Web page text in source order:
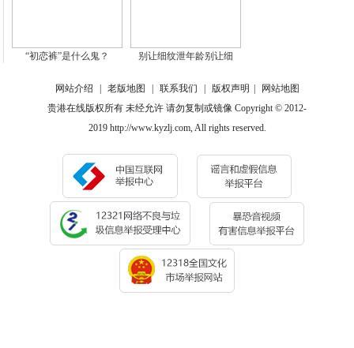
“初恋裤”是什么鬼？ 别让细纹泄年龄别让细
网站介绍 老版地图 联系我们 版权声明
网站地图
贵港在线版权所有 未经允许 请勿复制或镜像 Copyright © 2012-
2019 http://www.kyzlj.com, All rights reserved.